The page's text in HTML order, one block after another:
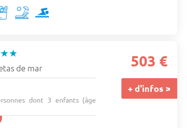
de mar
dont 3 enfants (âge
503 €
+ d'infos >